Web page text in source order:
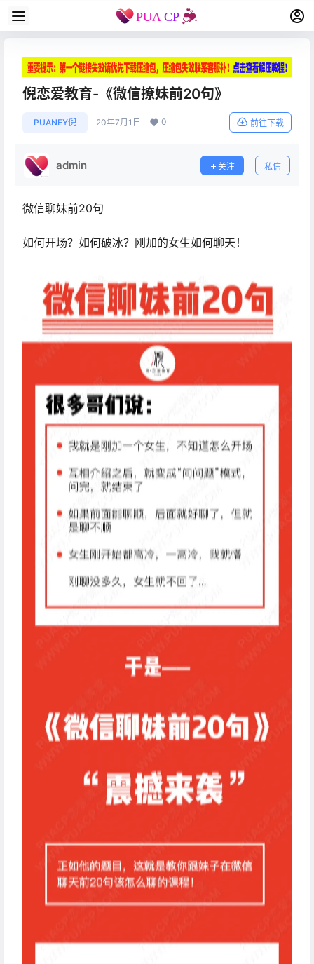
倪恋爱教育-《微信撩妹前20句》
PUANEY倪 20年7月1日 0 前往下载
admin 关注 私信
微信聊妹前20句
如何开场？如何破冰？刚加的女生如何聊天！